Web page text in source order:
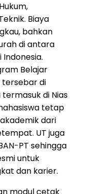
Biaya
bahkan
di antara
Belajar
tersebar di
di Nias
tetap
dari
UT juga
PT sehingga
untuk
dan karier.